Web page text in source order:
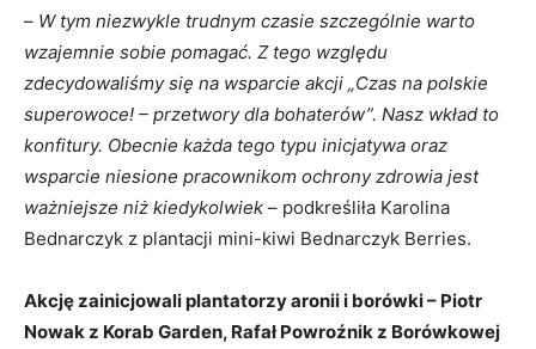
– W tym niezwykle trudnym czasie szczególnie warto
wzajemnie sobie pomagać. Z tego względu
zdecydowaliśmy się na wsparcie akcji „Czas na polskie
superowoce! – przetwory dla bohaterów”. Nasz wkład to
konfitury. Obecnie każda tego typu inicjatywa oraz
wsparcie niesione pracownikom ochrony zdrowia jest
ważniejsze niż kiedykolwiek – podkreśliła Karolina
Bednarczyk z plantacji mini-kiwi Bednarczyk Berries.
Akcję zainicjowali plantatorzy aronii i borówki – Piotr
Nowak z Korab Garden, Rafał Powroźnik z Borówkowej